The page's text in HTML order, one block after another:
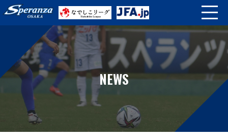
NEWS